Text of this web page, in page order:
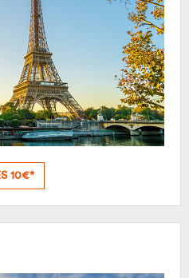
10€*